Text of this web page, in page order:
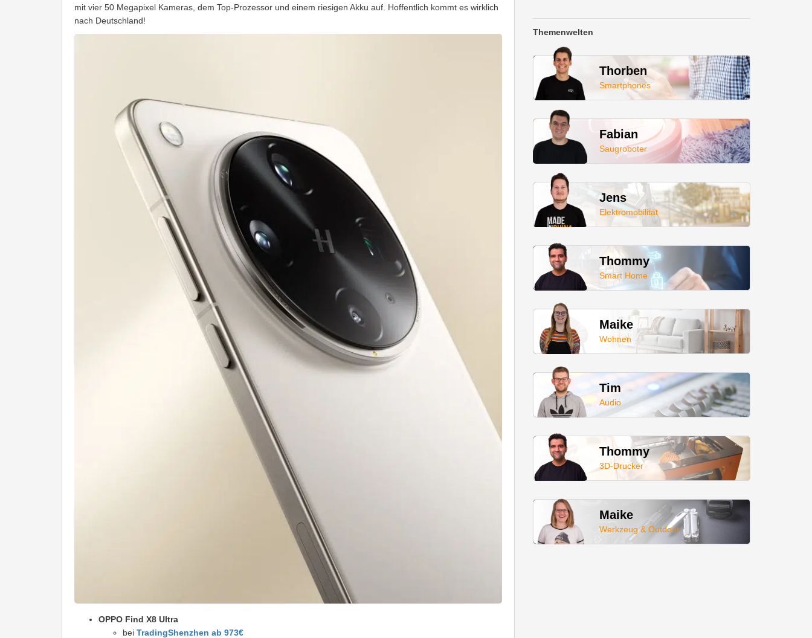
mit vier 50 Megapixel Kameras, dem Top-Prozessor und einem riesigen Akku auf. Hoffentlich kommt es wirklich
nach Deutschland!
OPPO Find X8 Ultra
bei TradingShenzhen ab 973€
Themenwelten
Thorben
Smartphones
Fabian
Saugroboter
Jens
Elektromobilität
Thommy
Smart Home
Maike
Wohnen
Tim
Audio
Thommy
3D-Drucker
Maike
Werkzeug & Outdoor